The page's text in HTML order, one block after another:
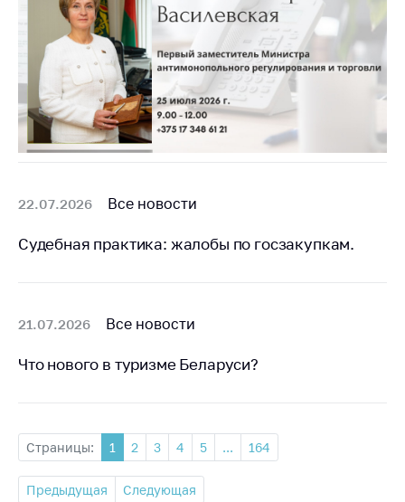
22.07.2026 Все новости
Судебная практика: жалобы по госзакупкам.
21.07.2026 Все новости
Что нового в туризме Беларуси?
Страницы: 1 2 3 4 5 ... 164
Предыдущая Следующая